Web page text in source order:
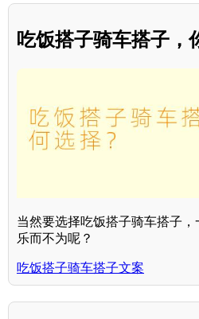
吃饭搭子骑车搭子，
当然要选择吃饭搭子骑车搭子
乐而不为呢？
吃饭搭子骑车搭子文案